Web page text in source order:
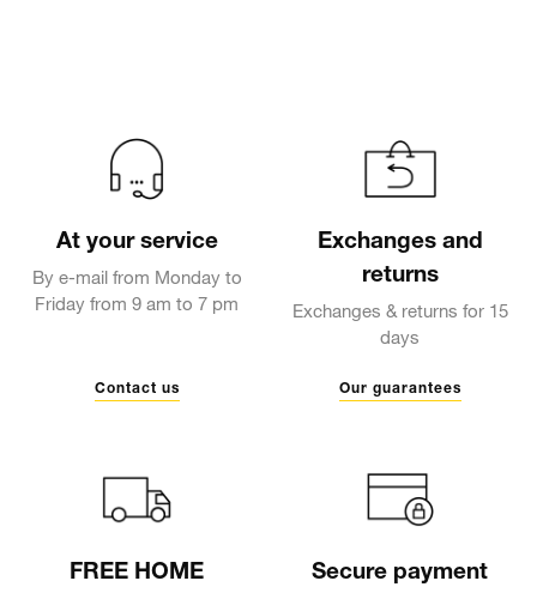
At your service
By e-mail from Monday to
Friday from 9 am to 7 pm
Contact us
Exchanges and
returns
Exchanges & returns for 15
days
Our guarantees
FREE HOME
Secure payment